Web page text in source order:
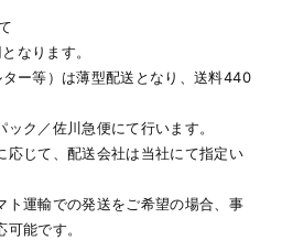
なります。
ー等）は薄型配送となり、送料440
ク／佐川急便にて行います。
応じて、配送会社は当社にて指定い
ト運輸での発送をご希望の場合、事
能です。